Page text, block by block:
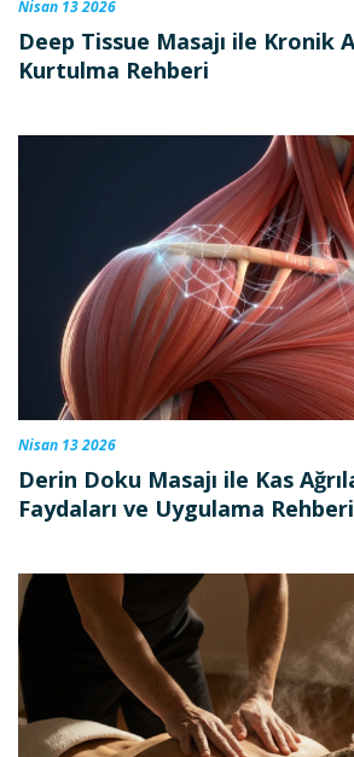
Nisan 13 2026
Deep Tissue Masajı ile Kronik
Kurtulma Rehberi
Nisan 13 2026
Derin Doku Masajı ile Kas
Faydaları ve Uygulama Rehberi